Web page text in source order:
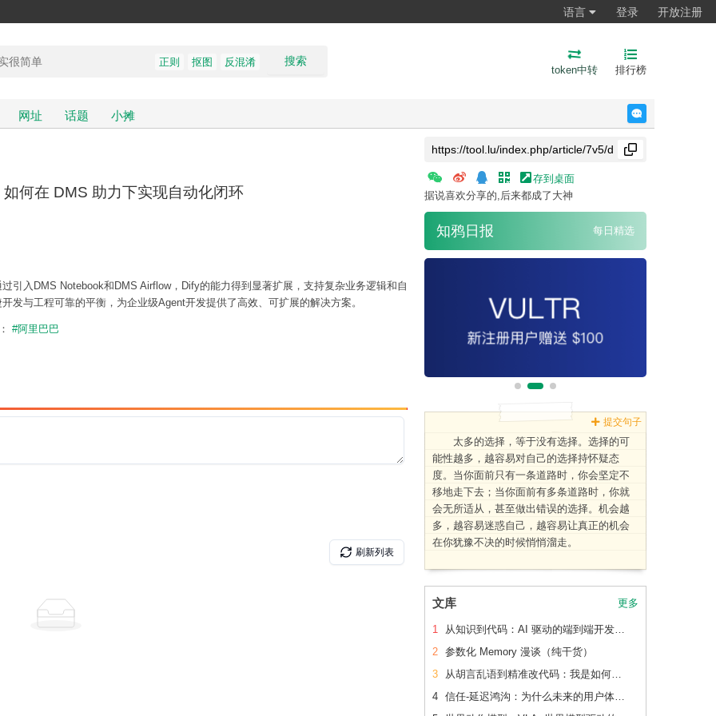
语言 登录 开放注册
搜索
正则 抠图 反混淆
token中转 排行榜
网址 话题 小摊
何在 DMS 助力下实现自动化闭环
引入DMS Notebook和DMS Airflow，Dify的能力得到显著扩展，支持复杂业务逻辑和自
发与工程可靠的平衡，为企业级Agent开发提供了高效、可扩展的解决方案。
#阿里巴巴
存到桌面
据说喜欢分享的,后来都成了大神
知鸦日报 每日精选
提交句子
太多的选择，等于没有选择。选择的可
能性越多，越容易对自己的选择持怀疑态
度。当你面前只有一条道路时，你会坚定不
移地走下去；当你面前有多条道路时，你就
会无所适从，甚至做出错误的选择。机会越
多，越容易迷惑自己，越容易让真正的机会
在你犹豫不决的时候悄悄溜走。
文库 更多
1
从知识到代码：AI 驱动的端到端开发流水线（下篇）
2 参数化 Memory 漫谈（纯干货）
3
从胡言乱语到精准改代码：我是如何让 AI 读懂老项目的
4
信任-延迟鸿沟：为什么未来的用户体验会刻意变慢